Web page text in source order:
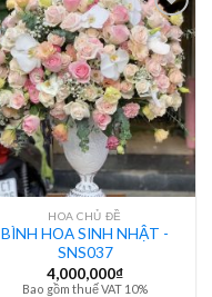
HOA CHỦ ĐỀ
BÌNH HOA SINH NHẬT -
SNS037
4,000,000₫
Bao gồm thuế VAT 10%